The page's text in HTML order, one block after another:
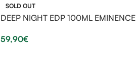
SOLD OUT
DEEP NIGHT EDP 100ML EMINENCE
59,90€